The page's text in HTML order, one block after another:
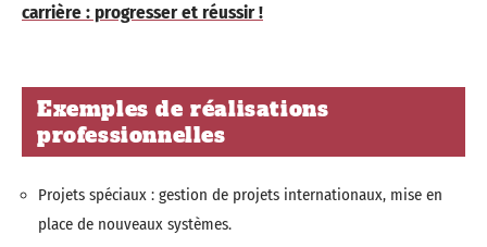
carrière : progresser et réussir !
Exemples de réalisations
professionnelles
Projets spéciaux : gestion de projets internationaux, mise en
place de nouveaux systèmes.